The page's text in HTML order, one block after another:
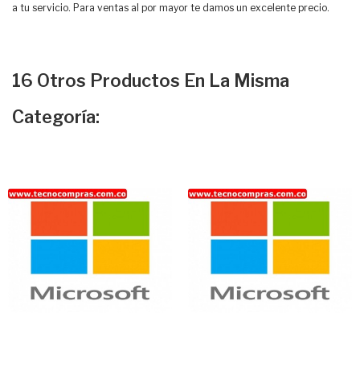
a tu servicio. Para ventas al por mayor te damos un excelente precio.
16 Otros Productos En La Misma
Categoría: